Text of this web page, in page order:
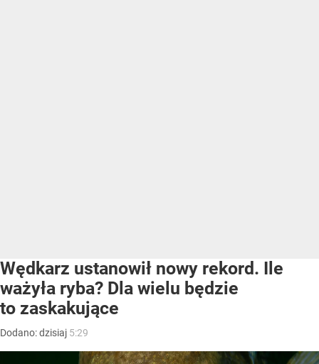
Wędkarz ustanowił nowy rekord. Ile
ważyła ryba? Dla wielu będzie
to zaskakujące
Dodano:dzisiaj 5:29